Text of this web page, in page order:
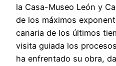
la Casa-Museo León y
de los máximos
canaria de los últimos
visita guiada los
ha enfrentado su obra,